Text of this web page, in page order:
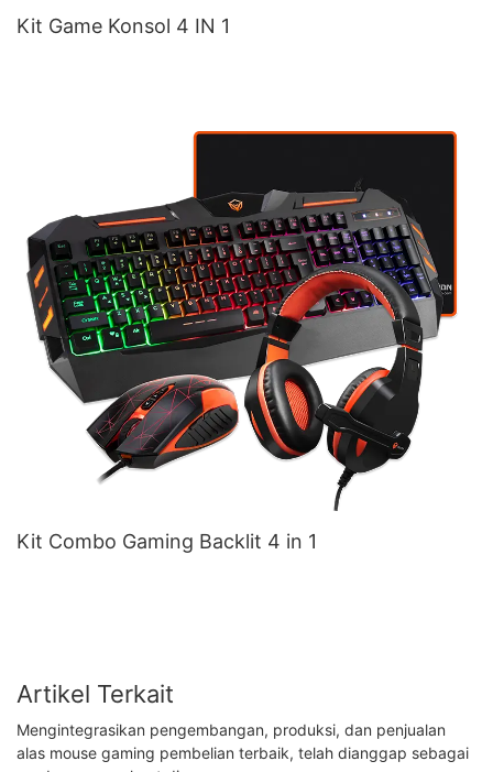
Kit Game Konsol 4 IN 1
Kit Combo Gaming Backlit 4 in 1
Artikel Terkait
Mengintegrasikan pengembangan, produksi, dan penjualan
alas mouse gaming pembelian terbaik, telah dianggap sebagai